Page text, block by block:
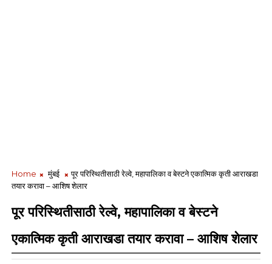
Home मुंबई
पूर परिस्थितीसाठी रेल्वे, महापालिका व बेस्टने एकात्मिक कृती आराखडा
तयार करावा – आशिष शेलार
पूर परिस्थितीसाठी रेल्वे, महापालिका व बेस्टने
एकात्मिक कृती आराखडा तयार करावा – आशिष शेलार